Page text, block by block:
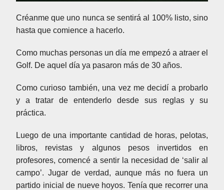
Créanme que uno nunca se sentirá al 100% listo, sino
hasta que comience a hacerlo.
Como muchas personas un día me empezó a atraer el
Golf. De aquel día ya pasaron más de 30 años.
Como curioso también, una vez me decidí a probarlo
y a tratar de entenderlo desde sus reglas y su
práctica.
Luego de una importante cantidad de horas, pelotas,
libros, revistas y algunos pesos invertidos en
profesores, comencé a sentir la necesidad de ‘salir al
campo’. Jugar de verdad, aunque más no fuera un
partido inicial de nueve hoyos. Tenía que recorrer una